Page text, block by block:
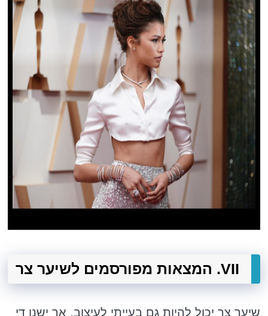
VII. המצאות מפורסמים לשיער צר
שיער צר יכול להיות גם בעייתי לעיצוב, אך ישנן די